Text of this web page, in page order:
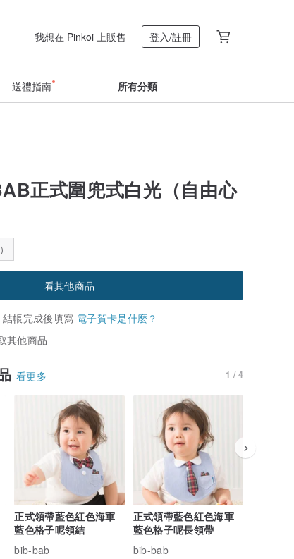
我想在 Pinkoi 上販售 登入/註冊
送禮指南 所有分類
正式圍兜式白光（自由心
看其他商品
帳完成後填寫 電子賀卡是什麼？
其他商品
看更多 1 / 4
正式領帶藍色紅色海軍
藍色格子呢領結
bib-bab
正式領帶藍色紅色海軍
藍色格子呢長領帶
bib-bab